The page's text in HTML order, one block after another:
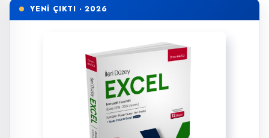
YENİ ÇIKTI · 2026